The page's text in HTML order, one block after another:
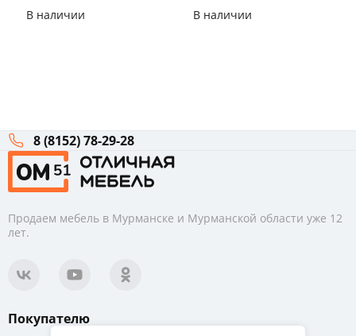
В наличии
В наличии
8 (8152) 78-29-28
Продаем мебель в Мурманске и Мурманской области уже 12
лет.
Покупателю